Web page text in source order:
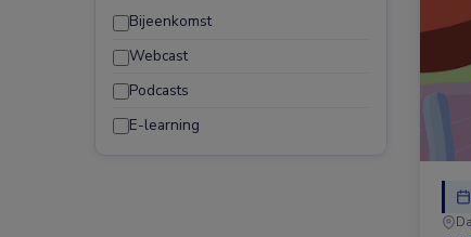
Bijeenkomst
Webcast
Podcasts
E-learning